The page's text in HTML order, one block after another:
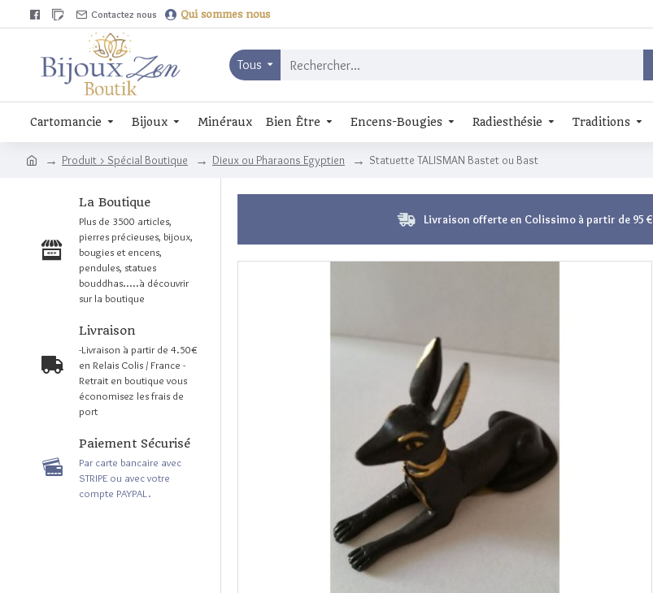
Contactez nous Qui sommes nous
Tous
Cartomancie Bijoux Minéraux Bien Être Encens-Bougies Radiesthésie Traditions
Produit > Spécial Boutique Dieux ou Pharaons Egyptien Statuette TALISMAN Bastet ou Bast
La Boutique
Plus de 3500 articles,
pierres précieuses, bijoux,
bougies et encens,
pendules, statues
bouddhas.....à découvrir
sur la boutique
Livraison
-Livraison à partir de 4.50€
en Relais Colis / France -
Retrait en boutique vous
économisez les frais de
port
Paiement Sécurisé
Par carte bancaire avec
STRIPE ou avec votre
compte PAYPAL.
Livraison offerte en Colissimo à partir de 95 €